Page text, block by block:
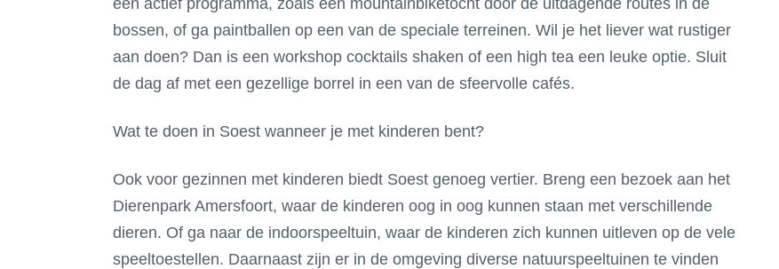
bossen, of ga paintballen op een van de speciale terreinen. Wil je het liever wat rustiger
aan doen? Dan is een workshop cocktails shaken of een high tea een leuke optie. Sluit
de dag af met een gezellige borrel in een van de sfeervolle cafés.
Wat te doen in Soest wanneer je met kinderen bent?
Ook voor gezinnen met kinderen biedt Soest genoeg vertier. Breng een bezoek aan het
Dierenpark Amersfoort, waar de kinderen oog in oog kunnen staan met verschillende
dieren. Of ga naar de indoorspeeltuin, waar de kinderen zich kunnen uitleven op de vele
speeltoestellen. Daarnaast zijn er in de omgeving diverse natuurspeeltuinen te vinden